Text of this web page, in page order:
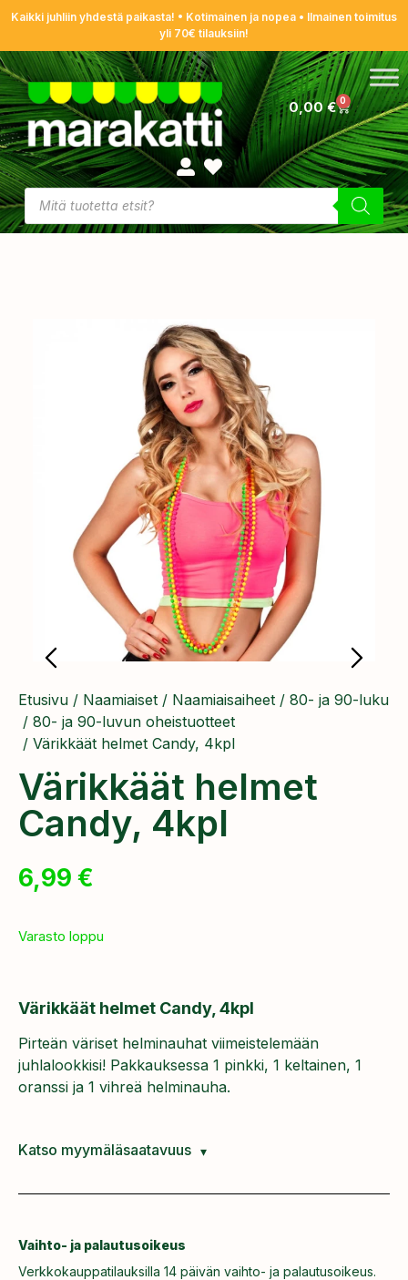
Kaikki juhliin yhdestä paikasta! • Kotimainen ja nopea • Ilmainen toimitus
yli 70€ tilauksiin!
0,00€ 0
Etusivu / Naamiaiset / Naamiaisaiheet / 80- ja 90-luku
/ 80- ja 90-luvun oheistuotteet
/ Värikkäät helmet Candy, 4kpl
Värikkäät helmet
Candy, 4kpl
6,99 €
Varasto loppu
Värikkäät helmet Candy, 4kpl
Pirteän väriset helminauhat viimeistelemään
juhlalookkisi! Pakkauksessa 1 pinkki, 1 keltainen, 1
oranssi ja 1 vihreä helminauha.
Katso myymäläsaatavuus
Vaihto- ja palautusoikeus
Verkkokauppatilauksilla 14 päivän vaihto- ja palautusoikeus.